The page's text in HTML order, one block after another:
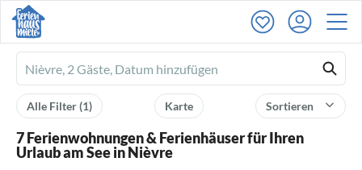
Ferienhausmiete
logo
Sortieren
Karte
Alle Filter(1)
7 Ferienwohnungen & Ferienhäuser für Ihren
Urlaub am See in Nièvre